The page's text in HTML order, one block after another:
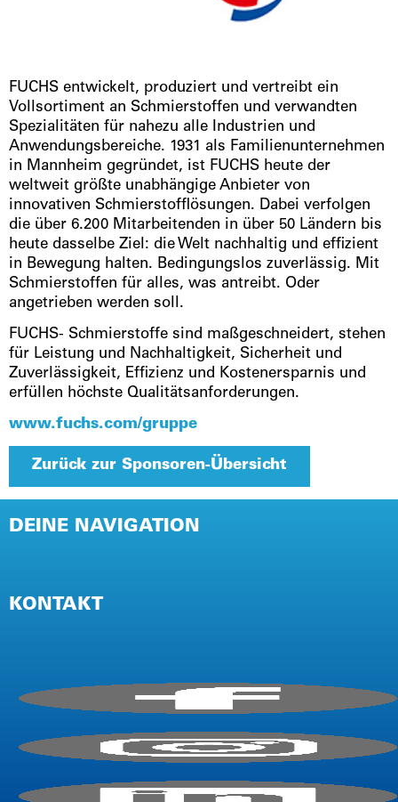
FUCHS entwickelt, produziert und vertreibt ein
Vollsortiment an Schmierstoffen und verwandten
Spezialitäten für nahezu alle Industrien und
Anwendungsbereiche. 1931 als Familienunternehmen
in Mannheim gegründet, ist FUCHS heute der
weltweit größte unabhängige Anbieter von
innovativen Schmierstofflösungen. Dabei verfolgen
die über 6.200 Mitarbeitenden in über 50 Ländern bis
heute dasselbe Ziel: die Welt nachhaltig und effizient
in Bewegung halten. Bedingungslos zuverlässig. Mit
Schmierstoffen für alles, was antreibt. Oder
angetrieben werden soll.
FUCHS- Schmierstoffe sind maßgeschneidert, stehen
für Leistung und Nachhaltigkeit, Sicherheit und
Zuverlässigkeit, Effizienz und Kostenersparnis und
erfüllen höchste Qualitätsanforderungen.
www.fuchs.com/gruppe
Zurück zur Sponsoren-Übersicht
DEINE NAVIGATION
PRESSE
KONTAKT
info@firmencup.de